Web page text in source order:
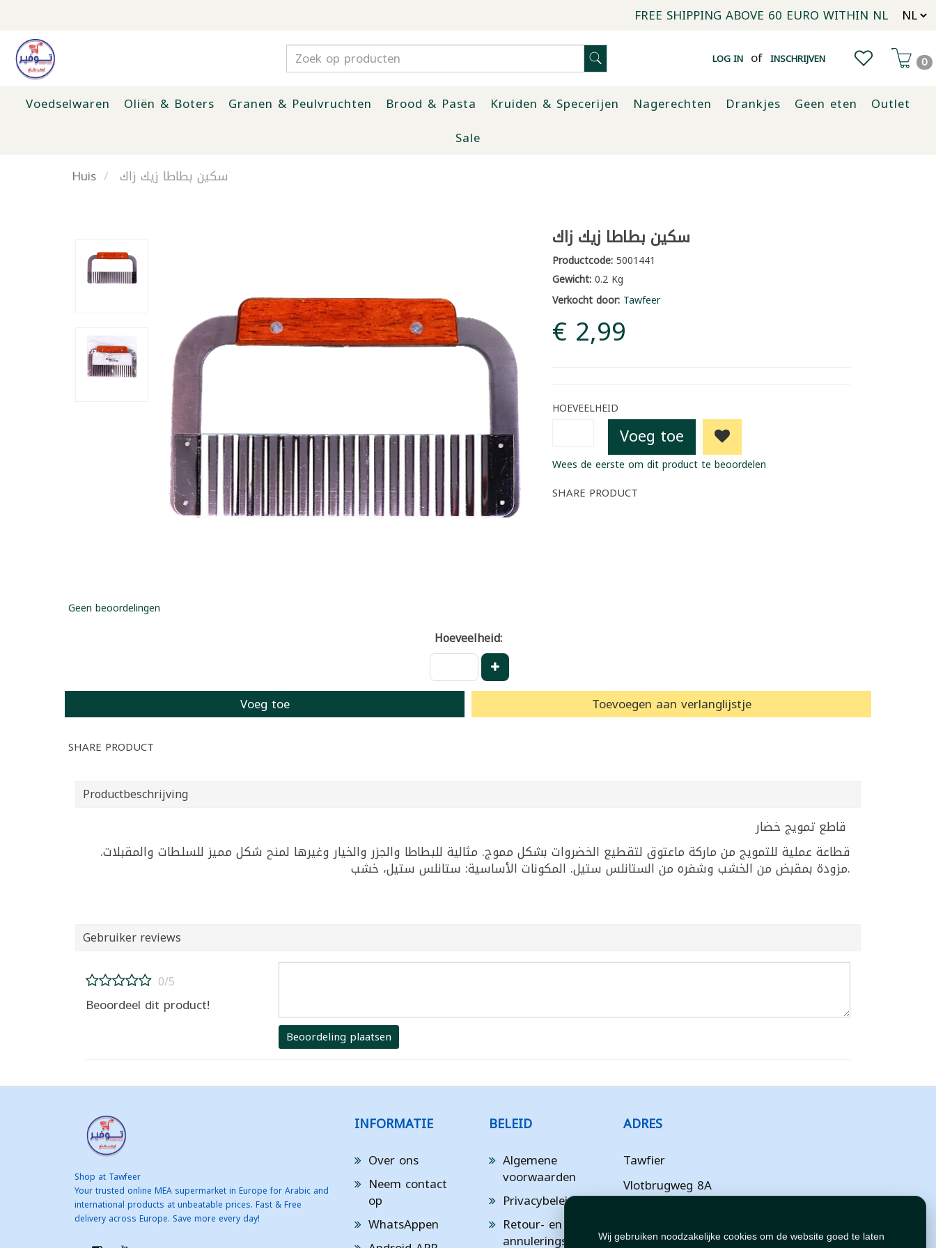
Wij gebruiken noodzakelijke cookies om de website goed te laten
FREE SHIPPING ABOVE 60 EURO WITHIN NL
LOG IN of INSCHRIJVEN 0
Voedselwaren Oliën & Boters Granen & Peulvruchten Brood & Pasta Kruiden & Specerijen Nagerechten Drankjes Geen eten
Outlet
Sale
Huis
سكين بطاطا زيك زاك
سكين بطاطا زيك زاك
Productcode:5001441
Gewicht:0.2 Kg
Verkocht door: Tawfeer
€ 2,99
HOEVEELHEID
Voeg toe
Wees de eerste om dit product te beoordelen
SHARE PRODUCT
Geen beoordelingen
Hoeveelheid:
Voeg toe Toevoegen aan verlanglijstje
SHARE PRODUCT
Productbeschrijving
قطاعة عملية للتمويج من ماركة ماعتوق لتقطيع الخضروات بشكل مموج. مثالية للبطاطا والجزر والخيار وغيرها لمنح شكل مميز للسلطات والمقبلات.
مزودة بمقبض من الخشب وشفره من الستانلس ستيل. المكونات الأساسية: ستانلس ستيل، خشب.
Gebruiker reviews
0/5
Beoordeel dit product!
Beoordeling plaatsen
Shop at Tawfeer
Your trusted online MEA supermarket in Europe for Arabic and
international products at unbeatable prices. Fast & Free
delivery across Europe. Save more every day!
INFORMATIE
Over ons
Neem contact
op
WhatsAppen
BELEID
Algemene
voorwaarden
Privacybeleid
Retour- en
annuleringsbeleid
ADRES
Tawfier
Vlotbrugweg 8A
Flevoland